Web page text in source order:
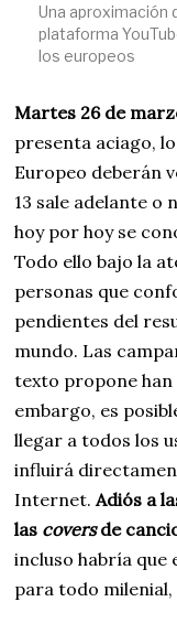
Una aproximación
plataforma
los europeos
Martes 26 de
presenta aciago,
Europeo deberán
13 sale adelante o
hoy por hoy se
Todo ello bajo la
personas que
pendientes del
mundo. Las
texto propone han
embargo, es
llegar a todos los
influirá
Internet.Adiós a
las coversde
incluso habría
para todo milenial,